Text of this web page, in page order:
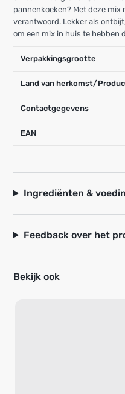
pannenkoeken? Met deze mix
verantwoord. Lekker als
om een mix in huis te hebben
Verpakkingsgrootte
Land van herkomst/
Contactgegevens
EAN
Ingrediënten &
Feedback over het
Bekijk ook